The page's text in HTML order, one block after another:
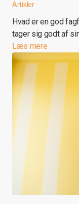
Artikler
Hvad er en god
tager sig godt af
Læs mere